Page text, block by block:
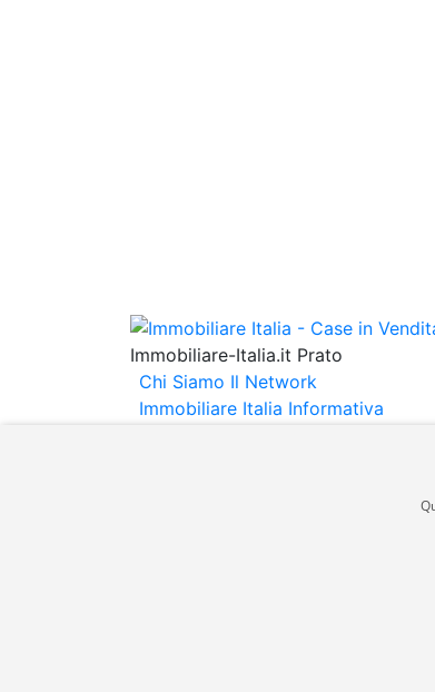
Immobiliare-Italia.it Prato
Chi Siamo Il Network
Immobiliare Italia Informativa
Gli annunci immobiliari presenti
italia.it quindi non è responsabile